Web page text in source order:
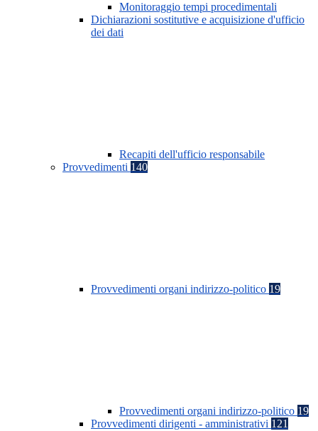
Monitoraggio tempi procedimentali
Dichiarazioni sostitutive e acquisizione d'ufficio
dei dati
Recapiti dell'ufficio responsabile
Provvedimenti 140
Provvedimenti organi indirizzo-politico 19
Provvedimenti organi indirizzo-politico 19
Provvedimenti dirigenti - amministrativi 121